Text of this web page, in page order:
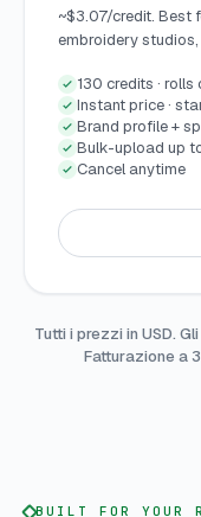
~$3.07/credit.
embroidery
130 credits ·
Instant price ·
Brand profile +
Bulk-upload up
Cancel anytime
Tutti i prezzi in USD.
Fatturazione a
BUILT FOR YOUR